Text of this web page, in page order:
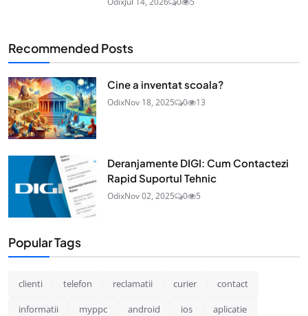
Recommended Posts
Cine a inventat scoala?
OdixNov 18, 2025 0 13
Deranjamente DIGI: Cum Contactezi
Rapid Suportul Tehnic
OdixNov 02, 2025 0 5
Popular Tags
clienti telefon reclamatii curier contact
informatii myppc android ios aplicatie